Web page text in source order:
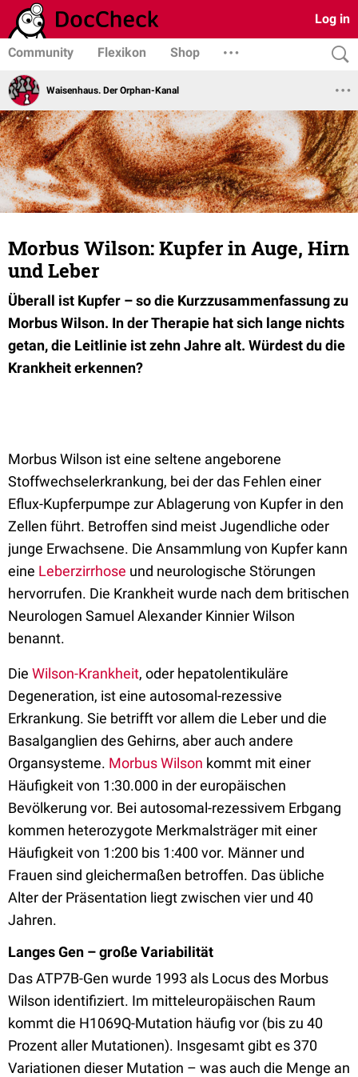
Log in
Community Flexikon Shop
Waisenhaus. Der Orphan-Kanal
Morbus Wilson: Kupfer in Auge, Hirn
und Leber
Überall ist Kupfer – so die Kurzzusammenfassung zu
Morbus Wilson. In der Therapie hat sich lange nichts
getan, die Leitlinie ist zehn Jahre alt. Würdest du die
Krankheit erkennen?
Morbus Wilson ist eine seltene angeborene
Stoffwechselerkrankung, bei der das Fehlen einer
Eflux-Kupferpumpe zur Ablagerung von Kupfer in den
Zellen führt. Betroffen sind meist Jugendliche oder
junge Erwachsene. Die Ansammlung von Kupfer kann
eine Leberzirrhose und neurologische Störungen
hervorrufen. Die Krankheit wurde nach dem britischen
Neurologen Samuel Alexander Kinnier Wilson
benannt.
Die Wilson-Krankheit, oder hepatolentikuläre
Degeneration, ist eine autosomal-rezessive
Erkrankung. Sie betrifft vor allem die Leber und die
Basalganglien des Gehirns, aber auch andere
Organsysteme. Morbus Wilson kommt mit einer
Häufigkeit von 1:30.000 in der europäischen
Bevölkerung vor. Bei autosomal-rezessivem Erbgang
kommen heterozygote Merkmalsträger mit einer
Häufigkeit von 1:200 bis 1:400 vor. Männer und
Frauen sind gleichermaßen betroffen. Das übliche
Alter der Präsentation liegt zwischen vier und 40
Jahren.
Langes Gen – große Variabilität
Das ATP7B-Gen wurde 1993 als Locus des Morbus
Wilson identifiziert. Im mitteleuropäischen Raum
kommt die H1069Q-Mutation häufig vor (bis zu 40
Prozent aller Mutationen). Insgesamt gibt es 370
Variationen dieser Mutation – was auch die Menge an